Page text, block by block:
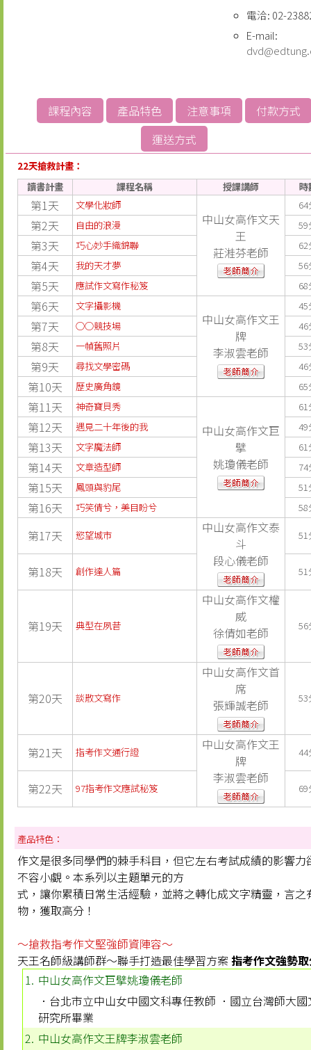
電洽: 02-
E-mail:
課程內容 產品特色 注意事項
付款方式
運送方式
22天搶救計畫：
讀書計畫
課程名稱 授課講師 時
第1天 文學化妝師
中山女高作文天
王
莊溎芬老師
64
第2天 自由的浪漫 59
第3天 巧心妙手織錦聯 62
第4天 我的天才夢 56
第5天 應試作文寫作秘笈 68
第6天 文字攝影機
中山女高作文王
牌
李淑雲老師
45
第7天 ○○競技場 46
第8天 一幀舊照片 53
第9天 尋找文學密碼 46
第10天 歷史廣角鏡 65
第11天 神奇寶貝秀
中山女高作文巨
擘
姚瓊儀老師
61
第12天 遇見二十年後的我 49
第13天 文字魔法師 61
第14天 文章造型師 74
第15天 鳳頭與豹尾 51
第16天 巧笑倩兮，美目盼兮 58
第17天 慾望城市
中山女高作文泰
斗
段心儀老師
51
第18天 創作達人篇 51
第19天 典型在夙昔
中山女高作文權
威
徐倩如老師
56
第20天 談散文寫作
中山女高作文首
席
張輝誠老師
53
第21天 指考作文通行證
中山女高作文王
牌
李淑雲老師
44
第22天 97指考作文應試秘笈 69
產品特色：
作文是很多同學們的棘手科目，但它左右考試成績的影響力
不容小覷。本系列以主題單元的方
式，讓你累積日常生活經驗，並將之轉化成文字精靈，言之
物，獲取高分！
～搶救指考作文堅強師資陣容～
天王名師級講師群～聯手打造最佳學習方案指考作文強勢
1. 中山女高作文巨擘姚瓊儀老師
．台北市立中山女中國文科專任教師 ．國立台灣師大國
研究所畢業
2. 中山女高作文王牌李淑雲老師